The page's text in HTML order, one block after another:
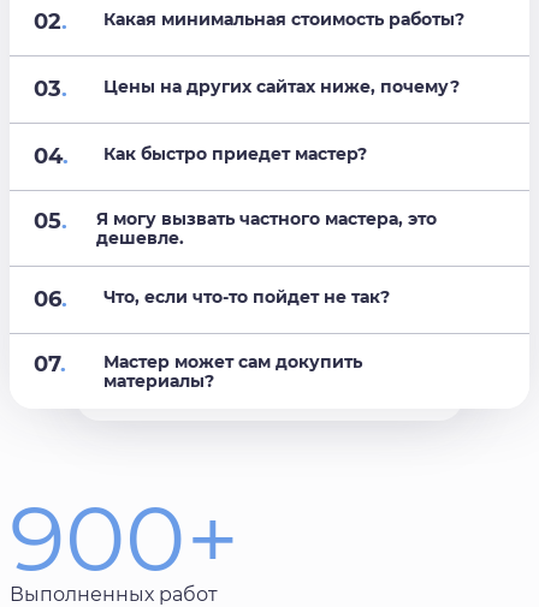
02. Какая минимальная стоимость работы?
03. Цены на других сайтах ниже, почему?
04. Как быстро приедет мастер?
05.
Я могу вызвать частного мастера, это
дешевле.
06. Что, если что-то пойдет не так?
07.
Мастер может сам докупить
материалы?
900+
Выполненных работ